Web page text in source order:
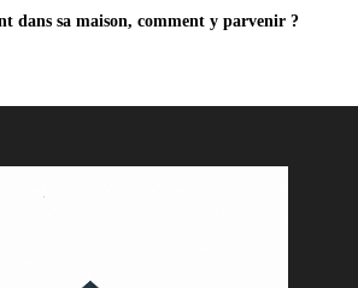
dans sa maison, comment y parvenir ?